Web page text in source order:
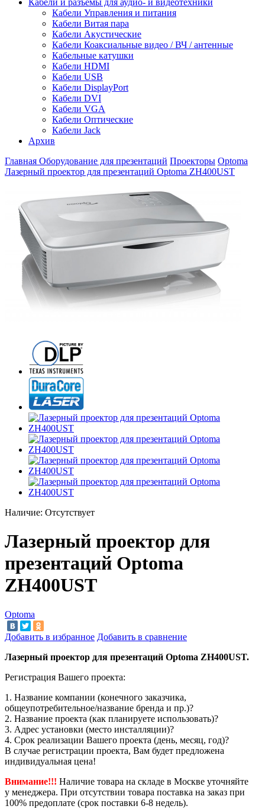
Кабели Управления и питания
Кабели Витая пара
Кабели Акустические
Кабели Коаксиальные видео / ВЧ / антенные
Кабельные катушки
Кабели HDMI
Кабели USB
Кабели DisplayPort
Кабели DVI
Кабели VGA
Кабели Оптические
Кабели Jack
Архив
Главная Оборудование для презентаций Проекторы Optoma
Лазерный проектор для презентаций Optoma ZH400UST
Наличие: Отсутствует
Лазерный проектор для
презентаций Optoma
ZH400UST
Optoma
Добавить в избранное Добавить в сравнение
Лазерный проектор для презентаций Optoma ZH400UST.
Регистрация Вашего проекта:
1. Название компании (конечного заказчика,
общеупотребительное/название бренда и пр.)?
2. Название проекта (как планируете использовать)?
3. Адрес установки (место инсталляции)?
4. Срок реализации Вашего проекта (день, месяц, год)?
В случае регистрации проекта, Вам будет предложена
индивидуальная цена!
Внимание!!! Наличие товара на складе в Москве уточняйте
у менеджера. При отсутствии товара поставка на заказ при
100% предоплате (срок поставки 6-8 недель).